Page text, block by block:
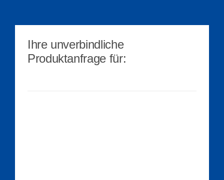
Ihre unverbindliche
Produktanfrage für: